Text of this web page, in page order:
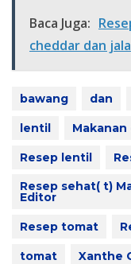
e
b
o
o
k
itt
er
at
s
A
p
p
Baca Juga:
cheddar dan
bawang dan
lentil
Resep lentil
Resep sehat( t)
Editor
Resep tomat
tomat Xanthe